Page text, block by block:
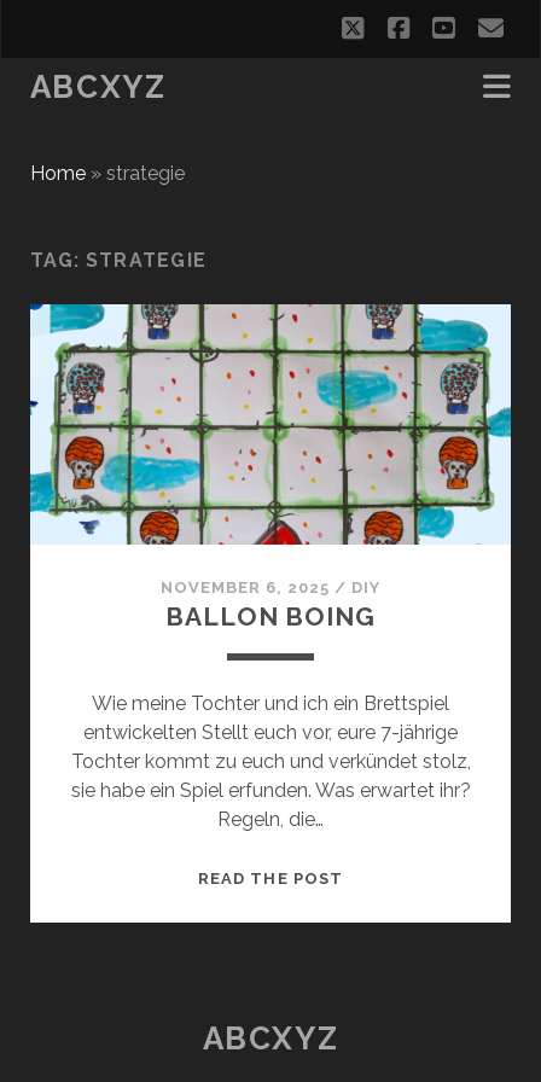
twitterfacebook
ABCXYZ
Home» strategie
TAG: STRATEGIE
NOVEMBER 6, 2025 / DIY
BALLON BOING
Wie meine Tochter und ich ein Brettspiel
entwickelten Stellt euch vor, eure 7-jährige
Tochter kommt zu euch und verkündet stolz,
sie habe ein Spiel erfunden. Was erwartet ihr?
Regeln, die…
READ THE POST
ABCXYZ